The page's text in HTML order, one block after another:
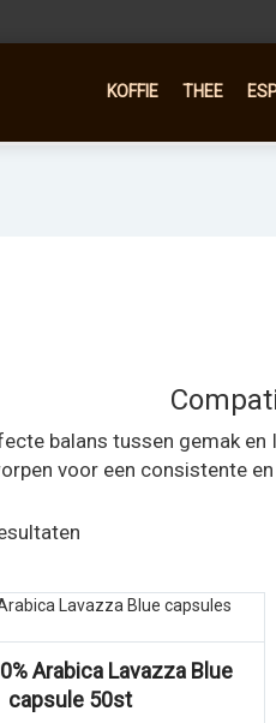
KOFFIE THEE
balans tussen gemak
voor een consistente
Arabica Lavazza Blue
capsule 50st